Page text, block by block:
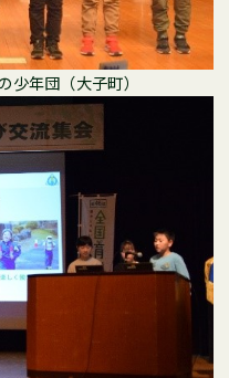
年団（大子町）